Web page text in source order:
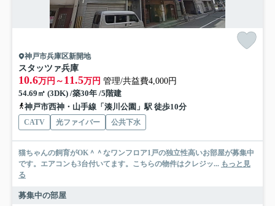
神戸市兵庫区新開地
スタッツァ兵庫
10.6万円～ 11.5万円 管理/共益費4,000円
54.69㎡ (3DK) /築30年 /5階建
神戸市西神・山手線「湊川公園」駅 徒歩10分
CATV 光ファイバー 公共下水
猫ちゃんの飼育がOK＾＾なワンフロア1戸の独立性高いお部屋が募集中
です。エアコンも3台付いてます。こちらの物件はクレジッ... もっと見
る
募集中の部屋